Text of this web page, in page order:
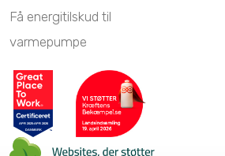
Få energitilskud til
varmepumpe